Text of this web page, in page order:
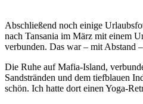
Abschließend noch einige
nach Tansania im März mit einem
verbunden. Das war – mit Abstand
Die Ruhe auf Mafia-Island,
Sandstränden und dem tiefblauen
schön. Ich hatte dort einen Yoga-